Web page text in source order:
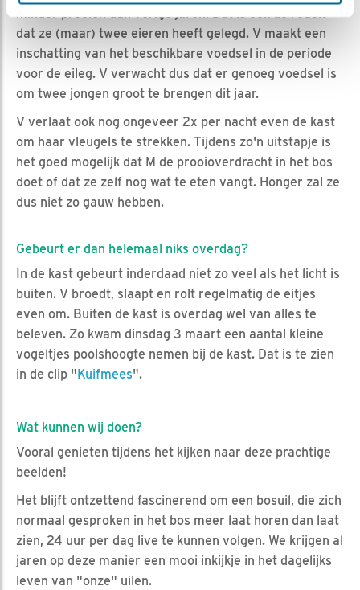
minder prooien dan vorige jaren. Dat is ook de reden
dat ze (maar) twee eieren heeft gelegd. V maakt een
inschatting van het beschikbare voedsel in de periode
voor de eileg. V verwacht dus dat er genoeg voedsel is
om twee jongen groot te brengen dit jaar.
V verlaat ook nog ongeveer 2x per nacht even de kast
om haar vleugels te strekken. Tijdens zo'n uitstapje is
het goed mogelijk dat M de prooioverdracht in het bos
doet of dat ze zelf nog wat te eten vangt. Honger zal ze
dus niet zo gauw hebben.
Gebeurt er dan helemaal niks overdag?
In de kast gebeurt inderdaad niet zo veel als het licht is
buiten. V broedt, slaapt en rolt regelmatig de eitjes
even om. Buiten de kast is overdag wel van alles te
beleven. Zo kwam dinsdag 3 maart een aantal kleine
vogeltjes poolshoogte nemen bij de kast. Dat is te zien
in de clip " Kuifmees".
Wat kunnen wij doen?
Vooral genieten tijdens het kijken naar deze prachtige
beelden!
Het blijft ontzettend fascinerend om een bosuil, die zich
normaal gesproken in het bos meer laat horen dan laat
zien, 24 uur per dag live te kunnen volgen. We krijgen al
jaren op deze manier een mooi inkijkje in het dagelijks
leven van "onze" uilen.